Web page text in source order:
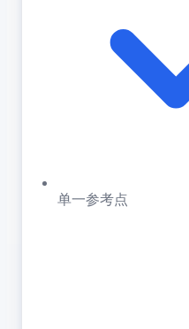
单一参考点